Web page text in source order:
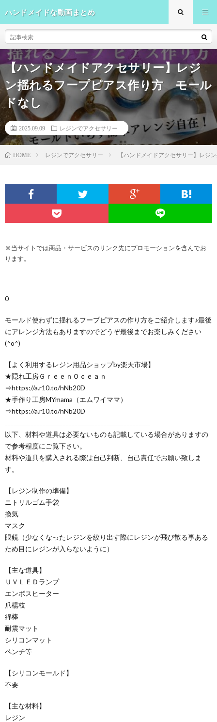
ハンドメイドな動画まとめ
【ハンドメイドアクセサリー】レジ
ン揺れるフープピアス作り方 モール
ドなし
2025.09.09 レジンでアクセサリー
HOME レジンでアクセサリー 【ハンドメイドアクセサリー】レ
※当サイトでは商品・サービスのリンク先にプロモーションを含んでお
ります。
0
モールド使わずに揺れるフープピアスの作り方をご紹介します♪最後
にアレンジ方法もありますのでどうぞ最後までお楽しみください
(^o^)
【よく利用するレジン用品ショップby楽天市場】
★隠れ工房ＧｒｅｅｎＯｃｅａｎ
⇒https://a.r10.to/hNb20D
★手作り工房MYmama（エムワイママ）
⇒https://a.r10.to/hNb20D
以下、材料や道具は必要ないものも記載している場合がありますの
で参考程度にご覧下さい。
材料や道具を購入される際は自己判断、自己責任でお願い致しま
す。
【レジン制作の準備】
ニトリルゴム手袋
換気
マスク
眼鏡（少なくなったレジンを絞り出す際にレジンが飛び散る事ある
ため目にレジンが入らないように）
【主な道具】
ＵＶＬＥＤランプ
エンボスヒーター
爪楊枝
綿棒
耐震マット
シリコンマット
ペンチ等
【シリコンモールド】
不要
【主な材料】
レジン